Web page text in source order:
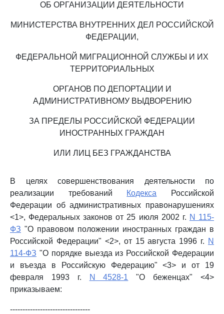
ОБ ОРГАНИЗАЦИИ ДЕЯТЕЛЬНОСТИ
МИНИСТЕРСТВА ВНУТРЕННИХ ДЕЛ РОССИЙСКОЙ
ФЕДЕРАЦИИ,
ФЕДЕРАЛЬНОЙ МИГРАЦИОННОЙ СЛУЖБЫ И ИХ
ТЕРРИТОРИАЛЬНЫХ
ОРГАНОВ ПО ДЕПОРТАЦИИ И
АДМИНИСТРАТИВНОМУ ВЫДВОРЕНИЮ
ЗА ПРЕДЕЛЫ РОССИЙСКОЙ ФЕДЕРАЦИИ
ИНОСТРАННЫХ ГРАЖДАН
ИЛИ ЛИЦ БЕЗ ГРАЖДАНСТВА
В целях совершенствования деятельности по
реализации требований Кодекса Российской
Федерации об административных правонарушениях
<1>, Федеральных законов от 25 июля 2002 г. N 115-
ФЗ "О правовом положении иностранных граждан в
Российской Федерации" <2>, от 15 августа 1996 г. N
114-ФЗ "О порядке выезда из Российской Федерации
и въезда в Российскую Федерацию" <3> и от 19
февраля 1993 г.
N 4528-1 "О беженцах" <4>
приказываем:
--------------------------------